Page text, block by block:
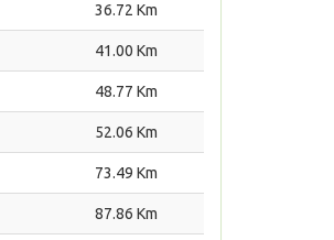
36.72 Km
41.00 Km
48.77 Km
52.06 Km
73.49 Km
87.86 Km